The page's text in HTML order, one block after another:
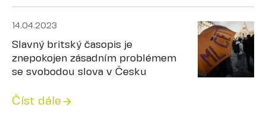
14.04.2023
Slavný britský časopis je
znepokojen zásadním problémem
se svobodou slova v Česku
Číst dále